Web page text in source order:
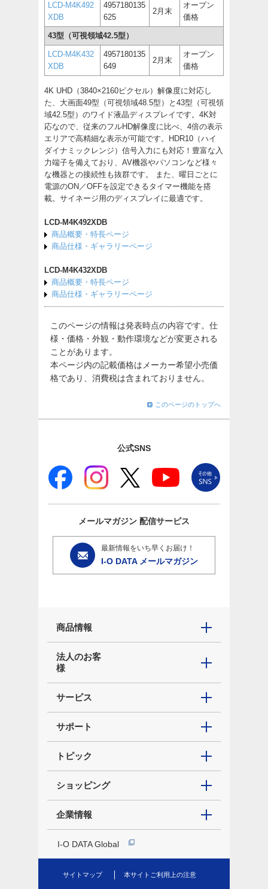
LCD-M4K492
XDB
4957180135
625
2月末
オープン
価格
43型（可視領域42.5型）
LCD-M4K432
XDB
4957180135
649
2月末
オープン
価格
4K UHD（3840×2160ピクセル）解像度に対応し
た、大画面49型（可視領域48.5型）と43型（可視領
域42.5型）のワイド液晶ディスプレイです。4K対
応なので、従来のフルHD解像度に比べ、4倍の表示
エリアで高精細な表示が可能です。HDR10（ハイ
ダイナミックレンジ）信号入力にも対応！豊富な入
力端子を備えており、AV機器やパソコンなど様々
な機器との接続性も抜群です。 また、曜日ごとに
電源のON／OFFを設定できるタイマー機能を搭
載。サイネージ用のディスプレイに最適です。
LCD-M4K492XDB
商品概要・特長ページ
商品仕様・ギャラリーページ
LCD-M4K432XDB
商品概要・特長ページ
商品仕様・ギャラリーページ
このページの情報は発表時点の内容です。仕
様・価格・外観・動作環境などが変更される
ことがあります。
本ページ内の記載価格はメーカー希望小売価
格であり、消費税は含まれておりません。
このページのトップへ
公式SNS
メールマガジン 配信サービス
最新情報をいち早くお届け！
I-O DATA メールマガジン
商品情報
法人のお客
様
サービス
サポート
トピック
ショッピング
企業情報
I-O DATA Global
サイトマップ 本サイトご利用上の注意